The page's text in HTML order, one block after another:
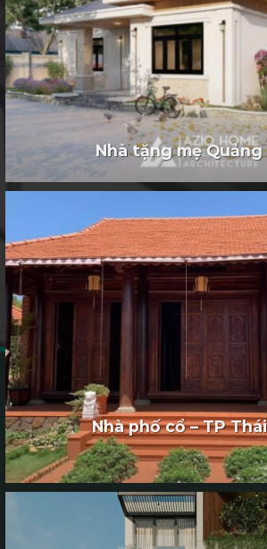
Nhà tặng mẹ Quảng
Nhà phố cổ – TP